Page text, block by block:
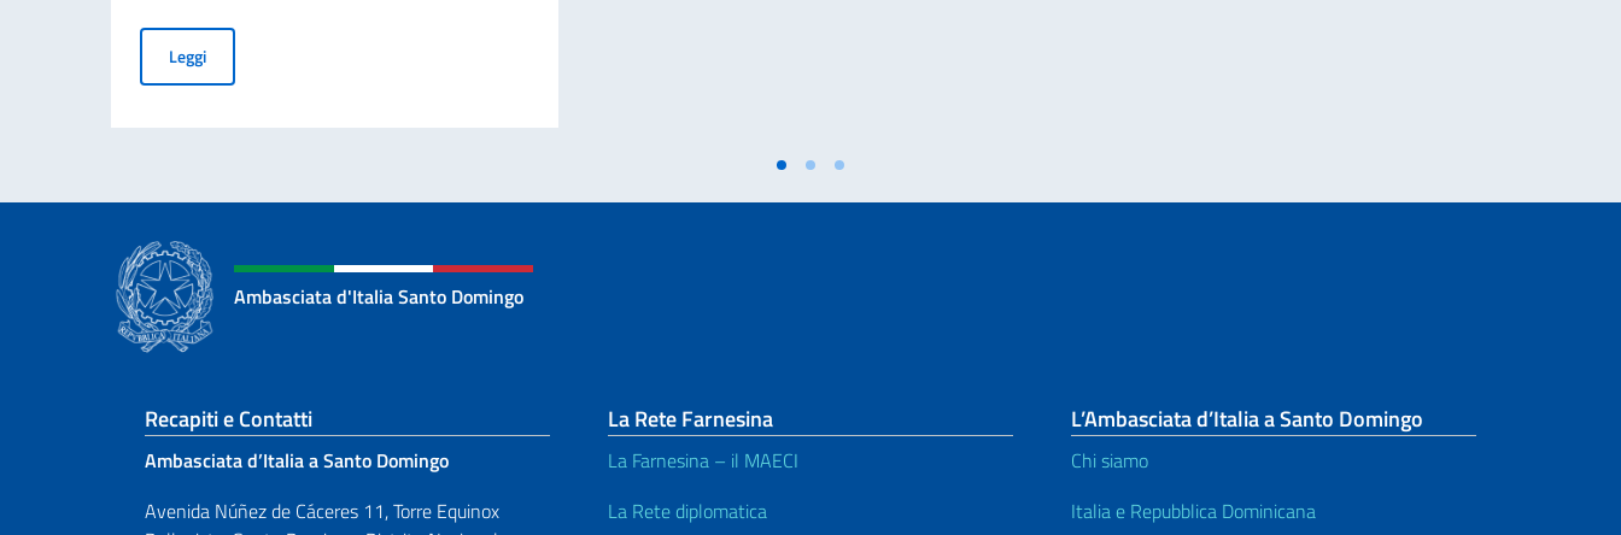
LeggiAvviso di pubblicità per contributi a soggetti privati per finalità di mantenimento della pace e della sicurezza internazionale e di attuazione di iniziative umanitarie e di tutela dei diritti umani
Ambasciata d'Italia Santo Domingo
Sezione footer
Recapiti e Contatti
Ambasciata d’Italia a Santo Domingo
Avenida Núñez de Cáceres 11, Torre Equinox
La Rete Farnesina
La Farnesina – il MAECI
La Rete diplomatica
L’Ambasciata d’Italia a Santo Domingo
Chi siamo
Italia e Repubblica Dominicana